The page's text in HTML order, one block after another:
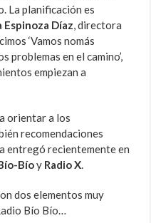
La planificación es
Espinoza Díaz, directora
‘Vamos nomás
problemas en el camino’,
empiezan a
orientar a los
recomendaciones
entregó recientemente en
Bíoy Radio X.
dos elementos muy
Bío Bío…